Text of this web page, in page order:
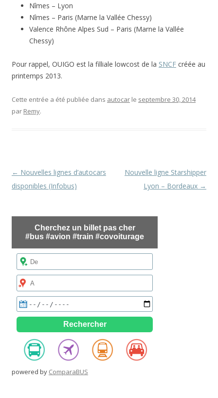
Nîmes – Lyon
Nîmes – Paris (Marne la Vallée Chessy)
Valence Rhône Alpes Sud – Paris (Marne la Vallée
Chessy)
Pour rappel, OUIGO est la filliale lowcost de la SNCF créée au
printemps 2013.
Cette entrée a été publiée dans autocar le septembre 30, 2014
par Remy.
Navigation
des
← Nouvelles lignes d’autocars
disponibles (Infobus)
Nouvelle ligne Starshipper
Lyon – Bordeaux →
powered by ComparaBUS